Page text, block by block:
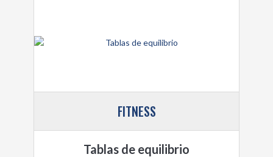
FITNESS
Tablas de equilibrio